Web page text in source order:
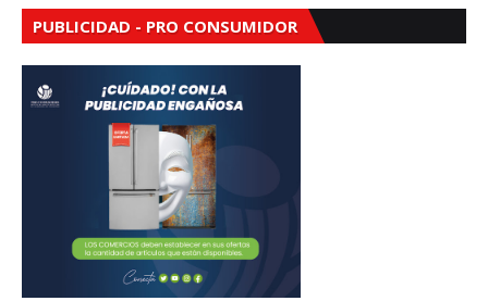
PUBLICIDAD - PRO CONSUMIDOR